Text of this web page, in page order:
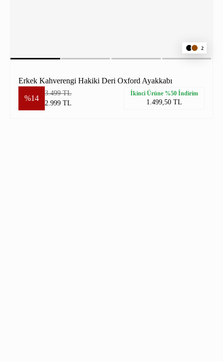
2
Erkek Kahverengi Hakiki Deri Oxford Ayakkabı
%14
3.499 TL
2.999 TL
İkinci Ürüne %50 İndirim
1.499,50 TL